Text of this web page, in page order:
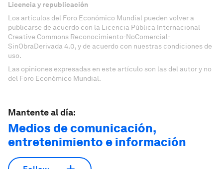
Licencia y republicación
Los artículos del Foro Económico Mundial pueden volver a
publicarse de acuerdo con la Licencia Pública Internacional
Creative Commons Reconocimiento-NoComercial-
SinObraDerivada 4.0, y de acuerdo con nuestras condiciones de
uso.
Las opiniones expresadas en este artículo son las del autor y no
del Foro Económico Mundial.
Mantente al día:
Medios de comunicación,
entretenimiento e información